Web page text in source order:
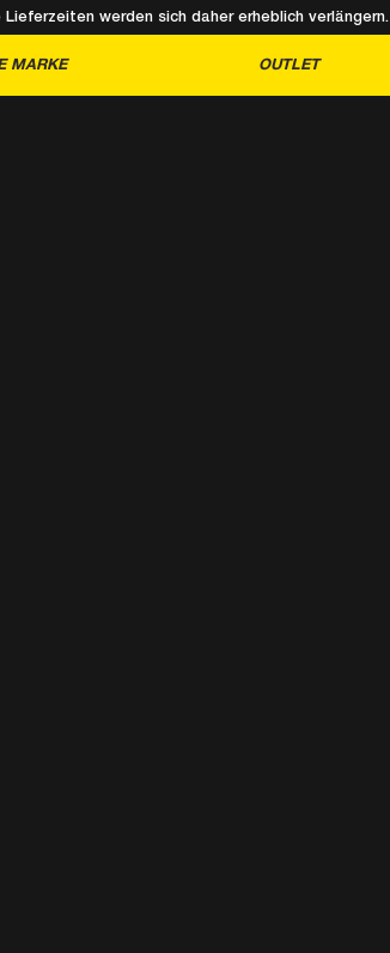
werden sich daher erheblich verlängern.
MARKE OUTLET